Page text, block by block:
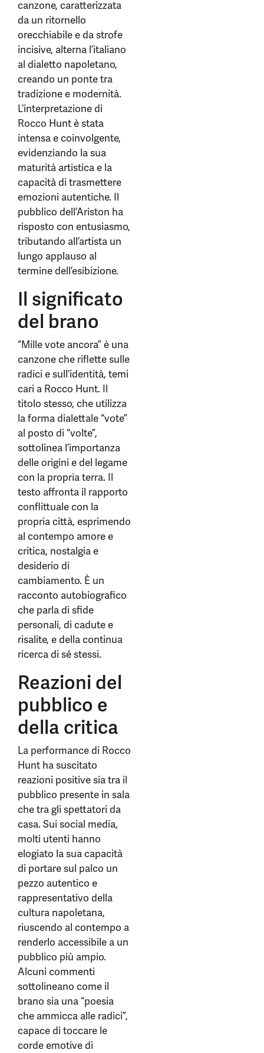
canzone, caratterizzata
da un ritornello
orecchiabile e da strofe
incisive, alterna l’italiano
al dialetto napoletano,
creando un ponte tra
tradizione e modernità.
L’interpretazione di
Rocco Hunt è stata
intensa e coinvolgente,
evidenziando la sua
maturità artistica e la
capacità di trasmettere
emozioni autentiche. Il
pubblico dell’Ariston ha
risposto con entusiasmo,
tributando all’artista un
lungo applauso al
termine dell’esibizione.
Il significato
del brano
“Mille vote ancora” è una
canzone che riflette sulle
radici e sull’identità, temi
cari a Rocco Hunt. Il
titolo stesso, che utilizza
la forma dialettale “vote”
al posto di “volte”,
sottolinea l’importanza
delle origini e del legame
con la propria terra. Il
testo affronta il rapporto
conflittuale con la
propria città, esprimendo
al contempo amore e
critica, nostalgia e
desiderio di
cambiamento. È un
racconto autobiografico
che parla di sfide
personali, di cadute e
risalite, e della continua
ricerca di sé stessi.
Reazioni del
pubblico e
della critica
La performance di Rocco
Hunt ha suscitato
reazioni positive sia tra il
pubblico presente in sala
che tra gli spettatori da
casa. Sui social media,
molti utenti hanno
elogiato la sua capacità
di portare sul palco un
pezzo autentico e
rappresentativo della
cultura napoletana,
riuscendo al contempo a
renderlo accessibile a un
pubblico più ampio.
Alcuni commenti
sottolineano come il
brano sia una “poesia
che ammicca alle radici”,
capace di toccare le
corde emotive di